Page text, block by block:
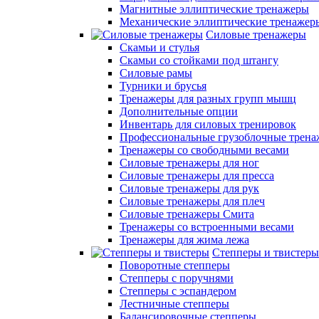
Магнитные эллиптические тренажеры
Механические эллиптические
Силовые тренажеры
Скамьи и стулья
Скамьи со стойками под штангу
Силовые рамы
Турники и брусья
Тренажеры для разных групп мышц
Дополнительные опции
Инвентарь для силовых тренировок
Профессиональные грузоблочные
Тренажеры со свободными весами
Силовые тренажеры для ног
Силовые тренажеры для пресса
Силовые тренажеры для рук
Силовые тренажеры для плеч
Силовые тренажеры Смита
Тренажеры со встроенными весами
Тренажеры для жима лежа
Степперы и твистеры
Поворотные степперы
Степперы с поручнями
Степперы с эспандером
Лестничные степперы
Балансировочные степперы